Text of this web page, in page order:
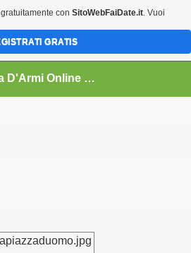
Piazza D'Armi Online - L'Aquila area accoglienza
con SitoWebFaiDate.it. Vuoi
GRATIS